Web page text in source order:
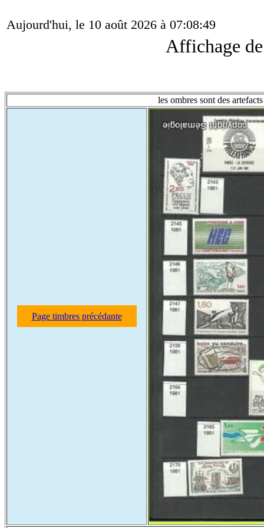
Aujourd'hui, le 10 août 2026 à 07:08:49
Affichage
les ombres sont des
Page timbres précédante